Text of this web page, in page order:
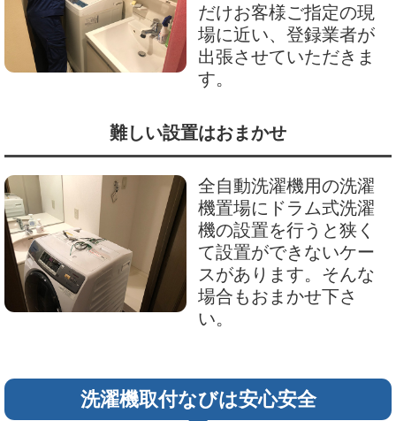
だけお客様ご指定の現
場に近い、登録業者が
出張させていただきま
す。
難しい設置はおまかせ
全自動洗濯機用の洗濯
機置場にドラム式洗濯
機の設置を行うと狭く
て設置ができないケー
スがあります。そんな
場合もおまかせ下さ
い。
洗濯機取付なびは安心安全